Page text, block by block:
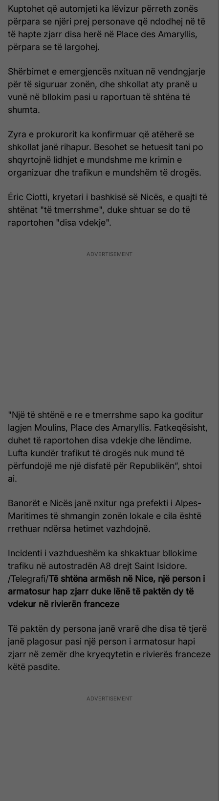
Kuptohet që automjeti ka lëvizur përreth zonës
përpara se njëri prej personave që ndodhej në të
të hapte zjarr disa herë në Place des Amaryllis,
përpara se të largohej.
Shërbimet e emergjencës nxituan në vendngjarje
për të siguruar zonën, dhe shkollat aty pranë u
vunë në bllokim pasi u raportuan të shtëna të
shumta.
Zyra e prokurorit ka konfirmuar që atëherë se
shkollat janë rihapur. Besohet se hetuesit tani po
shqyrtojnë lidhjet e mundshme me krimin e
organizuar dhe trafikun e mundshëm të drogës.
Éric Ciotti, kryetari i bashkisë së Nicës, e quajti të
shtënat "të tmerrshme", duke shtuar se do të
raportohen "disa vdekje".
"Një të shtënë e re e tmerrshme sapo ka goditur
lagjen Moulins, Place des Amaryllis. Fatkeqësisht,
duhet të raportohen disa vdekje dhe lëndime.
Lufta kundër trafikut të drogës nuk mund të
përfundojë me një disfatë për Republikën”, shtoi
ai.
Banorët e Nicës janë nxitur nga prefekti i Alpes-
Maritimes të shmangin zonën lokale e cila është
rrethuar ndërsa hetimet vazhdojnë.
Incidenti i vazhdueshëm ka shkaktuar bllokime
trafiku në autostradën A8 drejt Saint Isidore.
/Telegrafi/Të shtëna armësh në Nice, një person i
armatosur hap zjarr duke lënë të paktën dy të
vdekur në rivierën franceze
Të paktën dy persona janë vrarë dhe disa të tjerë
janë plagosur pasi një person i armatosur hapi
zjarr në zemër dhe kryeqytetin e rivierës franceze
këtë pasdite.